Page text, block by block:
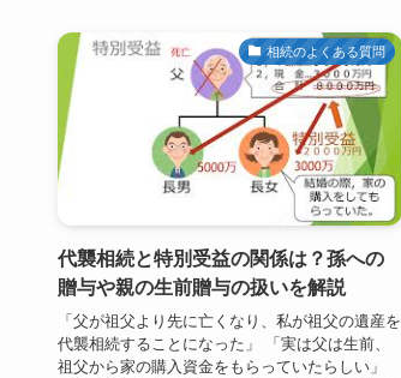
相続のよくある質問
代襲相続と特別受益の関係は？孫への
贈与や親の生前贈与の扱いを解説
「父が祖父より先に亡くなり、私が祖父の遺産を
代襲相続することになった」 「実は父は生前、
祖父から家の購入資金をもらっていたらしい」